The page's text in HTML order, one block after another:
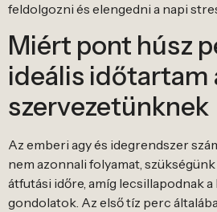
feldolgozni és elengedni a napi
Miért pont húsz
ideális időtartam
szervezetünknek
Az emberi agy és idegrendszer
nem azonnali folyamat,
átfutási időre, amíg lecsillapodnak
gondolatok. Az első tíz perc